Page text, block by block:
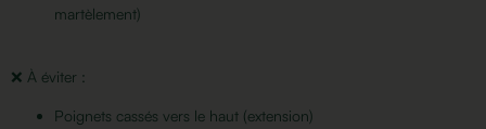
martèlement)
❌ À éviter :
Poignets cassés vers le haut (extension)